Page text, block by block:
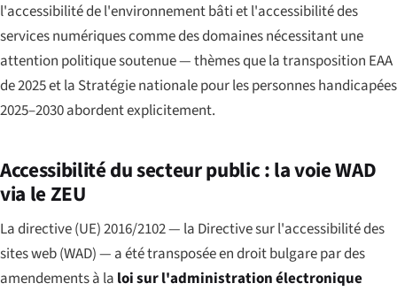
l'accessibilité de l'environnement bâti et l'accessibilité des
services numériques comme des domaines nécessitant une
attention politique soutenue — thèmes que la transposition EAA
de 2025 et la Stratégie nationale pour les personnes handicapées
2025–2030 abordent explicitement.
Accessibilité du secteur public : la voie WAD
via le ZEU
La directive (UE) 2016/2102 — la Directive sur l'accessibilité des
sites web (WAD) — a été transposée en droit bulgare par des
amendements à la loi sur l'administration électronique